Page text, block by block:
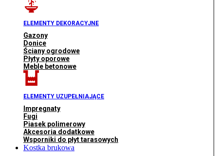
ELEMENTY DEKORACYJNE
Gazony
Donice
Ściany ogrodowe
Płyty oporowe
Meble betonowe
ELEMENTY UZUPEŁNIAJĄCE
Impregnaty
Fugi
Piasek polimerowy
Akcesoria dodatkowe
Wsporniki do płyt tarasowych
Kostka brukowa